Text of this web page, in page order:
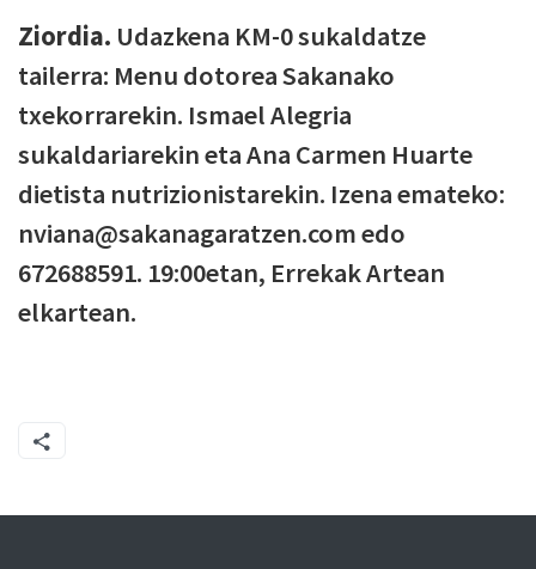
Ziordia. Udazkena KM-0 sukaldatze
tailerra: Menu dotorea Sakanako
txekorrarekin. Ismael Alegria
sukaldariarekin eta Ana Carmen Huarte
dietista nutrizionistarekin. Izena emateko:
nviana@sakanagaratzen.com edo
672688591. 19:00etan, Errekak Artean
elkartean.